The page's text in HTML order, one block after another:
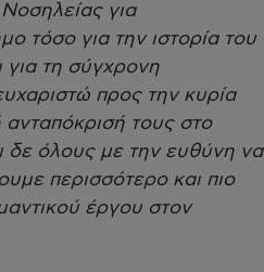
για
τόσο για την ιστορία του
τη σύγχρονη
προς την κυρία
ανταπόκρισή τους στο
δε όλους με την ευθύνη να
περισσότερο και πιο
έργου στον